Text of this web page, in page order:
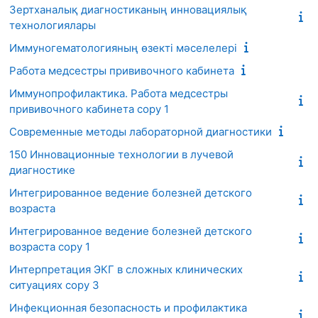
Зертханалық диагностиканың инновациялық
технологиялары
Иммуногематологияның өзекті мәселелері
Работа медсестры прививочного кабинета
Иммунопрофилактика. Работа медсестры
прививочного кабинета copy 1
Современные методы лабораторной диагностики
150 Инновационные технологии в лучевой
диагностике
Интегрированное ведение болезней детского
возраста
Интегрированное ведение болезней детского
возраста copy 1
Интерпретация ЭКГ в сложных клинических
ситуациях copy 3
Инфекционная безопасность и профилактика